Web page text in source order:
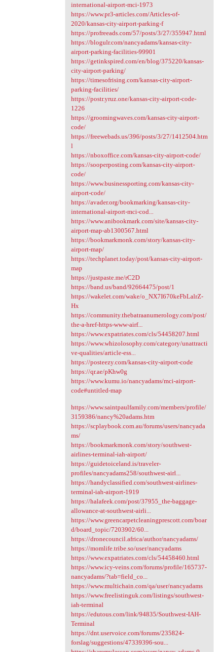
international-airport-mci-1973
https://www.pr3-articles.com/Articles-of-
2020/kansas-city-airport-parking-f
https://profreeads.com/57/posts/3/27/355947.html
https://blogulr.com/nancyadams/kansas-city-
airport-parking-facilities-99901
https://getinkspired.com/en/blog/375220/kansas-
city-airport-parking/
https://timesofrising.com/kansas-city-airport-
parking-facilities/
https://postr.yruz.one/kansas-city-airport-code-
1226
https://groomingwaves.com/kansas-city-airport-
code/
https://freewebads.us/396/posts/3/27/1412504.htm
l
https://nboxoffice.com/kansas-city-airport-code/
https://sooperposting.com/kansas-city-airport-
code/
https://www.businessporting.com/kansas-city-
airport-code/
https://avader.org/bookmarking/kansas-city-
international-airport-mci-cod...
https://www.anibookmark.com/site/kansas-city-
airport-map-ab1300567.html
https://bookmarkmonk.com/story/kansas-city-
airport-map/
https://techplanet.today/post/kansas-city-airport-
map
https://justpaste.me/rC2D
https://band.us/band/92664475/post/1
https://wakelet.com/wake/o_NX7I670keFbLalrZ-
Hx
https://community.thebatraanumerology.com/post/
the-a-href-https-www-airf...
https://www.expatriates.com/cls/54458207.html
https://www.whizolosophy.com/category/unattracti
ve-qualities/article-ess...
https://posteezy.com/kansas-city-airport-code
https://qr.ae/pKhw0g
https://www.kumu.io/nancyadams/mci-airport-
code#untitled-map
https://www.saintpaulfamily.com/members/profile/
3159386/nancy%20adams.htm
https://scplaybook.com.au/forums/users/nancyada
ms/
https://bookmarkmonk.com/story/southwest-
airlines-terminal-iah-airport/
https://guidetoiceland.is/traveler-
profiles/nancyadams258/southwest-airl...
https://handyclassified.com/southwest-airlines-
terminal-iah-airport-1919
https://halafeek.com/post/37955_the-baggage-
allowance-at-southwest-airli...
https://www.greencarpetcleaningprescott.com/boar
d/board_topic/7203902/60...
https://dronecouncil.africa/author/nancyadams/
https://momlife.tribe.so/user/nancyadams
https://www.expatriates.com/cls/54458460.html
https://www.icy-veins.com/forums/profile/165737-
nancyadams/?tab=field_co...
https://www.multichain.com/qa/user/nancyadams
https://www.freelistinguk.com/listings/southwest-
iah-terminal
https://edutous.com/link/94835/Southwest-IAH-
Terminal
https://dnt.uservoice.com/forums/235824-
forslag/suggestions/47339396-sou...